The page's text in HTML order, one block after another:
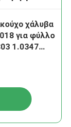
χάλυβα
για φύλλο
1.0347